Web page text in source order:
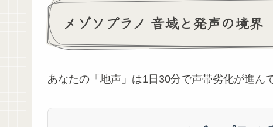
メゾソプラノ 音域と発声の境界
あなたの「地声」は1日30分で声帯劣化が進ん